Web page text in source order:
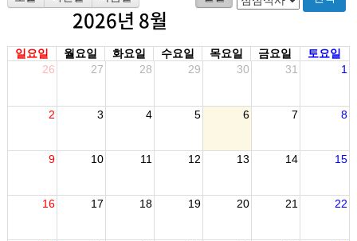
2026년 8월
일요일 월요일 화요일 수요일 목요일 금요일
토요일
26
27 28 29 30 31 1
2 3 4 5 6 7 8
9 10 11 12 13 14 15
16 17 18 19 20 21 22